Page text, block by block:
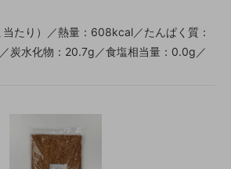
たり）／熱量：608kcal／たんぱく質：
炭水化物：20.7g／食塩相当量：0.0g／